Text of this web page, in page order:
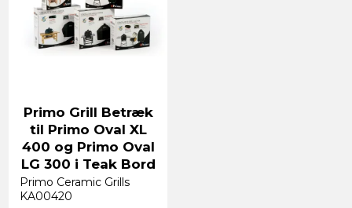
Primo Grill Betræk
til Primo Oval XL
400 og Primo Oval
LG 300 i Teak Bord
Primo Ceramic Grills
KA00420